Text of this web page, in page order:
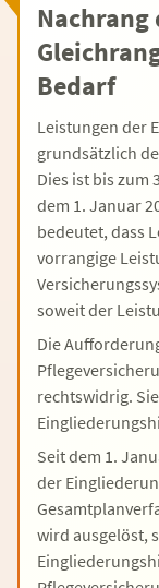
Bedarf
Leistungen der
grundsätzlich
Dies ist bis zum
dem 1. Januar
bedeutet, dass
vorrangige
soweit der
Die
rechtswidrig.
Seit dem 1.
der
wird ausgelöst,